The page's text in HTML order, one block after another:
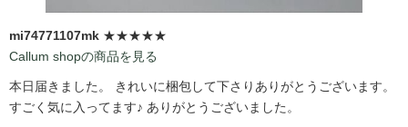
mi74771107mk ★★★★★
Callum shopの商品を見る
本日届きました。 きれいに梱包して下さりありがとうございます。
すごく気に入ってます♪ ありがとうございました。